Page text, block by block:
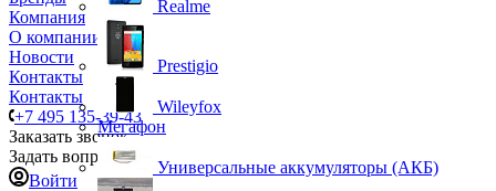
Компания
О компании
Новости
Контакты
Контакты
+7 495 135-39-43
Заказать звонок
Задать вопрос
Войти
Realme
Prestigio
Wileyfox
Мегафон
Универсальные аккумуляторы (АКБ)